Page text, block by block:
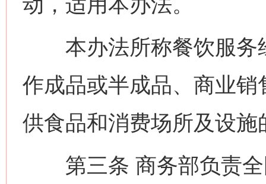
本办法所称餐饮服务
作成品或半成品、商业
供食品和消费场所及设施
第三条 商务部负责全